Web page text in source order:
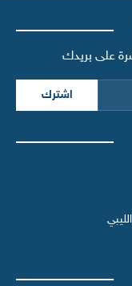
على بريدك
اشترك